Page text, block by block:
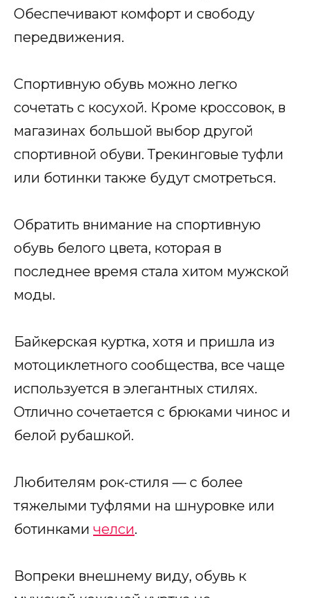
Обеспечивают комфорт и свободу
передвижения.
Спортивную обувь можно легко
сочетать с косухой. Кроме кроссовок, в
магазинах большой выбор другой
спортивной обуви. Трекинговые туфли
или ботинки также будут смотреться.
Обратить внимание на спортивную
обувь белого цвета, которая в
последнее время стала хитом мужской
моды.
Байкерская куртка, хотя и пришла из
мотоциклетного сообщества, все чаще
используется в элегантных стилях.
Отлично сочетается с брюками чинос и
белой рубашкой.
Любителям рок-стиля — с более
тяжелыми туфлями на шнуровке или
ботинками челси.
Вопреки внешнему виду, обувь к